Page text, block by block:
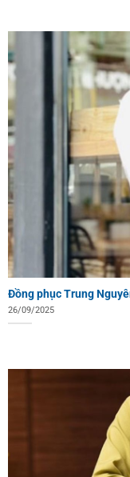
Đồng phục Trung
26/09/2025